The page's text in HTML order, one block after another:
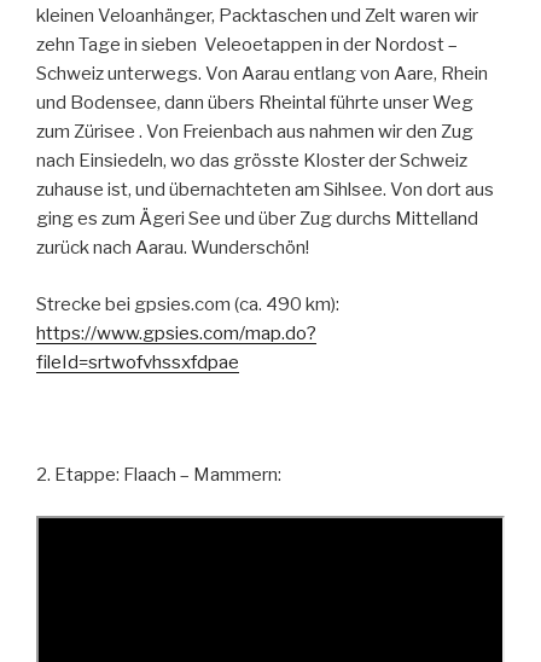
kleinen Veloanhänger, Packtaschen und Zelt waren wir
zehn Tage in sieben Veleoetappen in der Nordost –
Schweiz unterwegs. Von Aarau entlang von Aare, Rhein
und Bodensee, dann übers Rheintal führte unser Weg
zum Zürisee . Von Freienbach aus nahmen wir den Zug
nach Einsiedeln, wo das grösste Kloster der Schweiz
zuhause ist, und übernachteten am Sihlsee. Von dort aus
ging es zum Ägeri See und über Zug durchs Mittelland
zurück nach Aarau. Wunderschön!
Strecke bei gpsies.com (ca. 490 km):
https://www.gpsies.com/map.do?
fileId=srtwofvhssxfdpae
2. Etappe: Flaach – Mammern: